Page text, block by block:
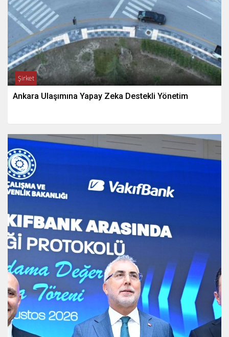
Şirket
Ankara Ulaşımına Yapay Zeka Destekli Yönetim